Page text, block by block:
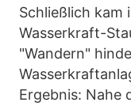
Schließlich kam
Wasserkraft-
"Wandern"
Ergebnis: Nahe